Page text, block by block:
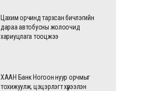
байдлыг шалгаарай
Цахим орчинд тархсан бичлэгийн
дараа автобусны жолоочид
хариуцлага тооцжээ
ХААН Банк Ногоон нуур орчмыг
тохижуулж, цэцэрлэгт хүрээлэн